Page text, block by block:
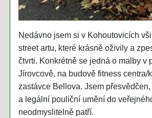
Nedávno jsem si v Kohoutovicích
street artu, které krásně oživily a
čtvrti. Konkrétně se jedná o malby v
Jírovcově, na budově fitness centra/
zastávce Bellova. Jsem
a legální pouliční umění do
neodmyslitelně patří.